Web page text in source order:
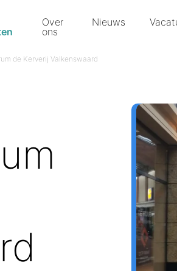
Over
ons
Nieuws
de Kerverij Valkenswaard